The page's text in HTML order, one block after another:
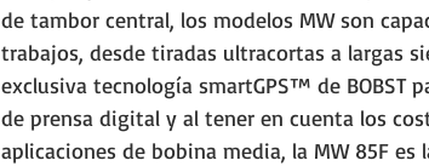
de tambor central, los modelos MW son
trabajos, desde tiradas ultracortas a largas
exclusiva tecnología smartGPS™ de BOBST
de prensa digital y al tener en cuenta los
aplicaciones de bobina media, la MW 85F